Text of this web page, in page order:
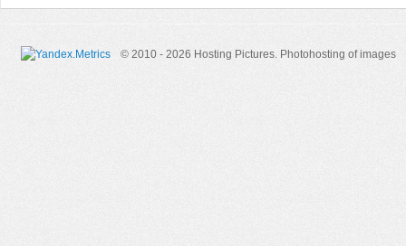
© 2010 - 2026 Hosting Pictures. Photohosting of images